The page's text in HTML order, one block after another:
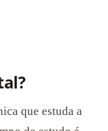
que estuda a